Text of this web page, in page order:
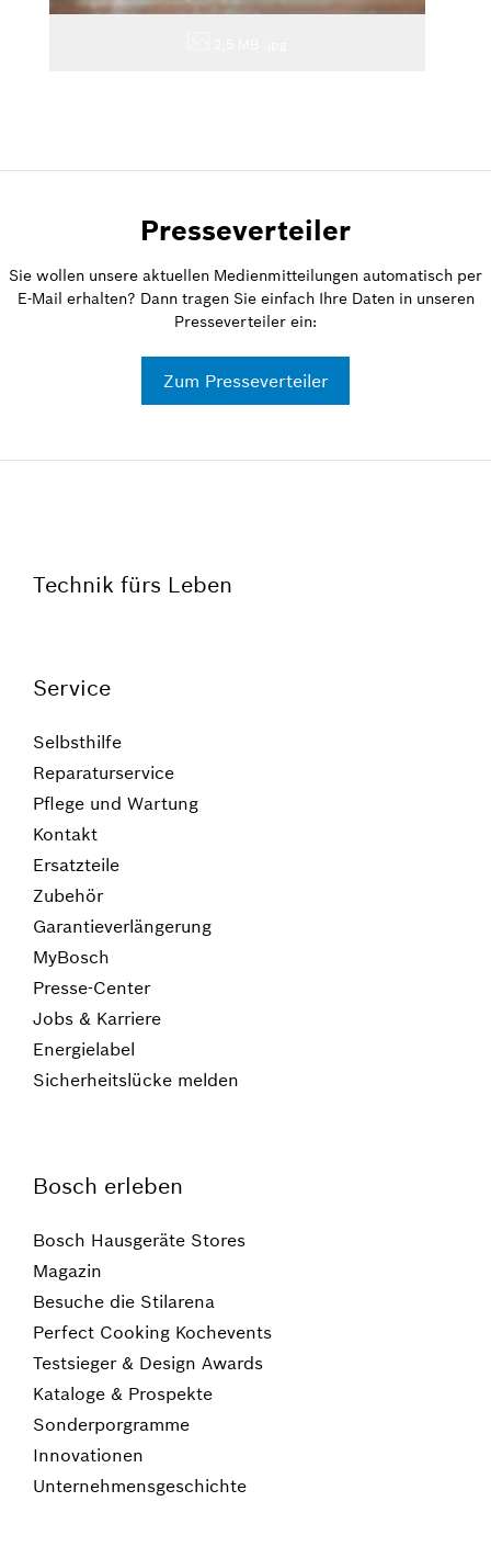
Presseverteiler
Sie wollen unsere aktuellen Medienmitteilungen automatisch per
E-Mail erhalten? Dann tragen Sie einfach Ihre Daten in unseren
Presseverteiler ein:
Zum Presseverteiler
Technik fürs Leben
Service
Selbsthilfe
Reparaturservice
Pflege und Wartung
Kontakt
Ersatzteile
Zubehör
Garantieverlängerung
MyBosch
Presse-Center
Jobs & Karriere
Energielabel
Sicherheitslücke melden
Bosch erleben
Bosch Hausgeräte Stores
Magazin
Besuche die Stilarena
Perfect Cooking Kochevents
Testsieger & Design Awards
Kataloge & Prospekte
Sonderporgramme
Innovationen
Unternehmensgeschichte